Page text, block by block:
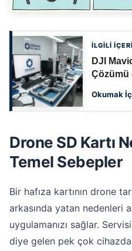
İLGİLİ
DJI
Çözümü
Okumak
Drone SD Kartı
Temel Sebepler
Bir hafıza kartının drone
arkasında yatan nedenleri
uygulamanızı sağlar.
diye gelen pek çok